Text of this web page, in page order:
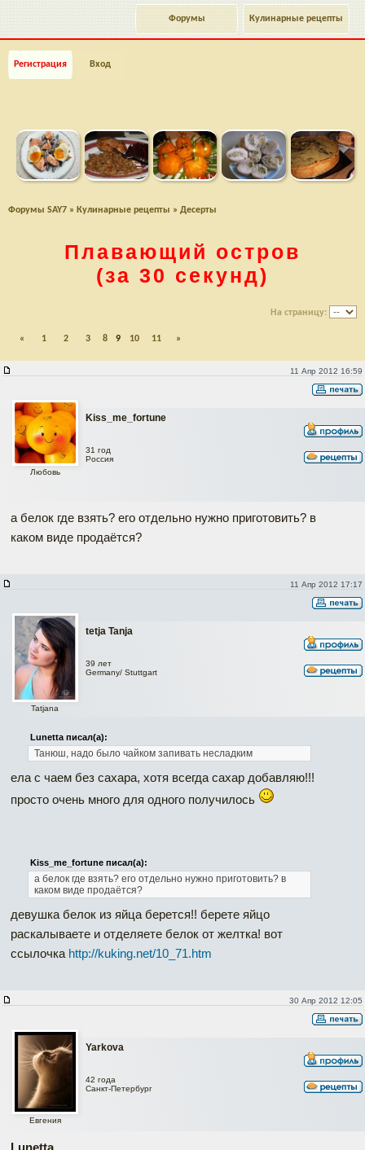
Кулинарные рецепты
Форумы
Регистрация Вход
Форумы SAY7 » Кулинарные рецепты » Десерты
Плавающий остров
(за 30 секунд)
На страницу:
« 1 2 3 8 9 10 11 »
11 Апр 2012 16:59
Kiss_me_fortune
Любовь
31 год
Россия
а белок где взять? его отдельно нужно приготовить? в
каком виде продаётся?
11 Апр 2012 17:17
tetja Tanja
Tatjana
39 лет
Germany/ Stuttgart
Lunetta писал(а):
Танюш, надо было чайком запивать несладким
ела с чаем без сахара, хотя всегда сахар добавляю!!!
просто очень много для одного получилось
Kiss_me_fortune писал(а):
а белок где взять? его отдельно нужно приготовить? в
каком виде продаётся?
девушка белок из яйца берется!! берете яйцо
раскалываете и отделяете белок от желтка! вот
ссылочка http://kuking.net/10_71.htm
30 Апр 2012 12:05
Yarkova
Евгения
42 года
Санкт-Петербург